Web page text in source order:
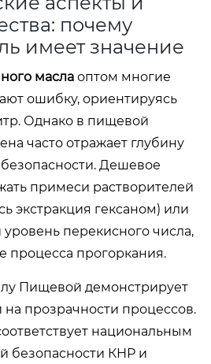
почему
имеет значение
масла оптом многие
ошибку, ориентируясь
Однако в пищевой
часто отражает глубину
Дешевое
примеси растворителей
экстракция гексаном) или
перекисного числа,
процесса прогоркания.
Пищевой демонстрирует
прозрачности процессов.
национальным
безопасности КНР и